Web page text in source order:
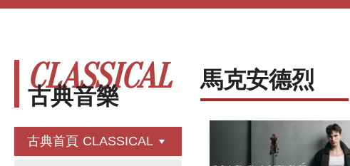
古典音樂
CLASSICAL
古典首頁 CLASSICAL
馬克安德烈